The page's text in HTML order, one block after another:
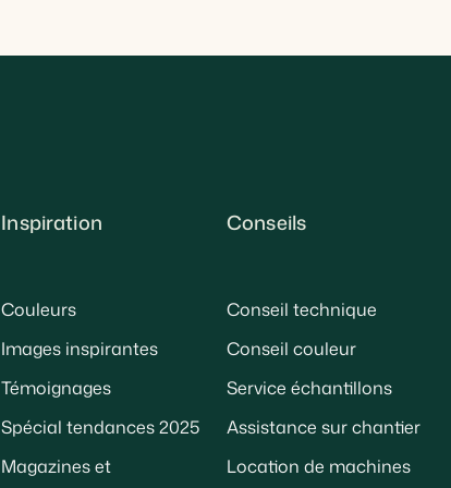
Inspiration
Couleurs
Images inspirantes
Témoignages
Spécial tendances 2025
Magazines et
Conseils
Conseil technique
Conseil couleur
Service échantillons
Assistance sur chantier
Location de machines